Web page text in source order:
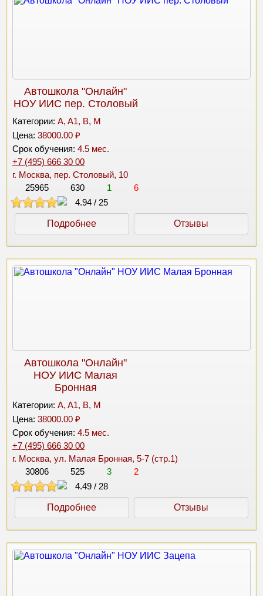
Автошкола "Онлайн"
НОУ ИИС пер. Столовый
Категории: A, A1, B, M
Цена: 38000.00 ₽
Срок обучения: 4.5 мес.
+7 (495) 666 30 00
г. Москва, пер. Столовый, 10
25965
630 1
6
4.94 / 25
Подробнее Отзывы
Автошкола "Онлайн"
НОУ ИИС Малая
Бронная
Категории: A, A1, B, M
Цена: 38000.00 ₽
Срок обучения: 4.5 мес.
+7 (495) 666 30 00
г. Москва, ул. Малая Бронная, 5-7 (стр.1)
30806
525 3
2
4.49 / 28
Подробнее Отзывы